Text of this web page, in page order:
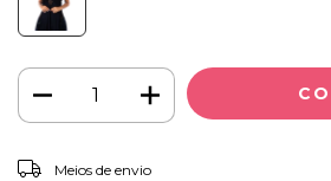
Entregas para o CEP:
Meios de envio